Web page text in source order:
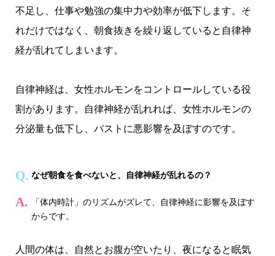
不足し、仕事や勉強の集中力や効率が低下します。そ
れだけではなく、朝食抜きを繰り返していると自律神
経が乱れてしまいます。
自律神経は、女性ホルモンをコントロールしている役
割があります。自律神経が乱れれば、女性ホルモンの
分泌量も低下し、バストに悪影響を及ぼすのです。
なぜ朝食を食べないと、自律神経が乱れるの？
「体内時計」のリズムがズレて、自律神経に影響を及ぼす
からです。
人間の体は、自然とお腹が空いたり、夜になると眠気